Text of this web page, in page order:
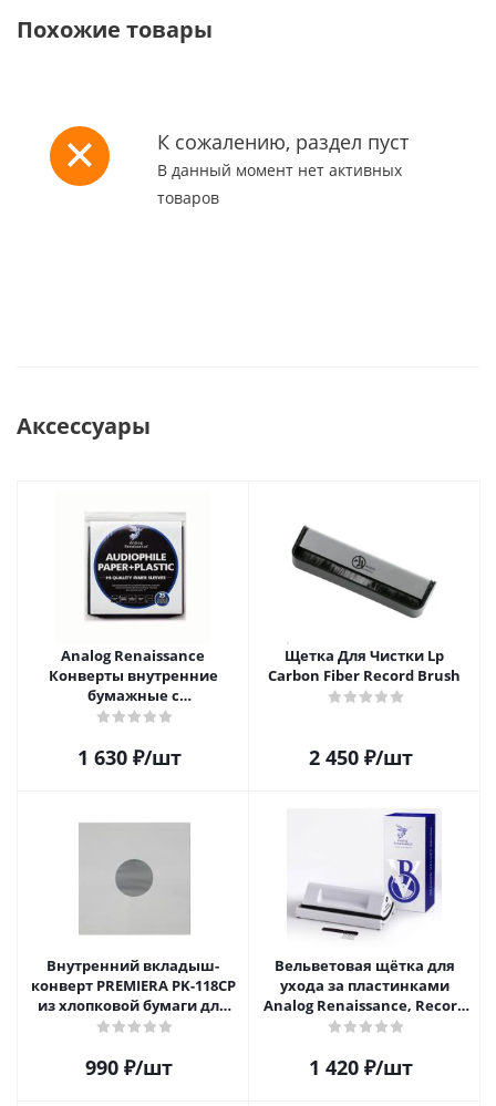
Похожие товары
К сожалению, раздел пуст
В данный момент нет активных
товаров
Аксессуары
Analog Renaissance
Конверты внутренние
бумажные с
антистатическим пакетом
Audiophile Paper+Plastic (25
1 630₽/шт
Щетка Для Чистки Lp
Carbon Fiber Record Brush
2 450₽/шт
Внутренний вкладыш-
конверт PREMIERA PK-118CP
из хлопковой бумаги для
12" виниловой пластинки 1
990 ₽/шт
Вельветовая щётка для
ухода за пластинками
Analog Renaissance, Record
Velvet Brush, AR-7152, White
1 420₽/шт